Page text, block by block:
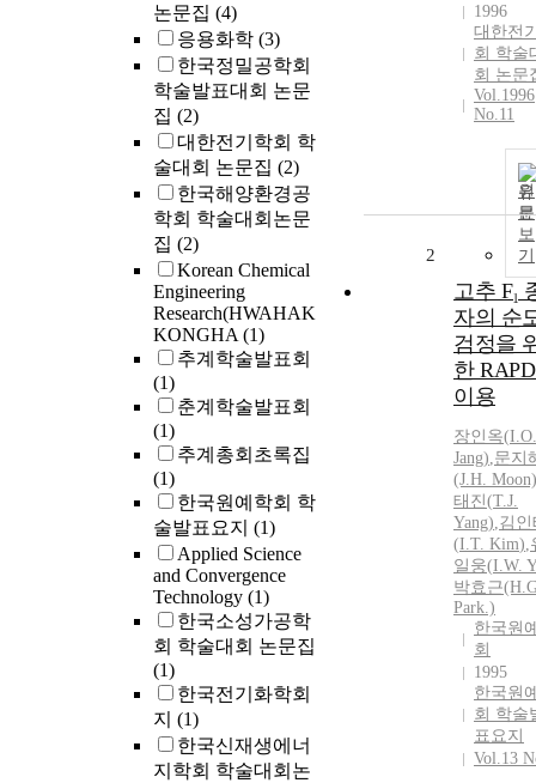
논문집 (4)
응용화학 (3)
한국정밀공학회
학술발표대회 논문
집 (2)
대한전기학회 학
술대회 논문집 (2)
한국해양환경공
학회 학술대회논문
집 (2)
Korean Chemical
Engineering
Research(HWAHAK
KONGHA(1)
추계학술발표회
(1)
춘계학술발표회
(1)
추계총회초록집
(1)
한국원예학회 학
술발표요지 (1)
Applied Science
and Convergence
Technology (1)
한국소성가공학
회 학술대회 논문집
(1)
한국전기화학회
지 (1)
한국신재생에너
지학회 학술대회논
1996
대한전
회 학술
회 논문
Vol.1996
No.11
원
문
보
기
2
고추 F₁
자의 순
검정을
한
이용
장인옥(I.O.
Jang),문지
(J.H. Moon)
태진(T.J.
Yang),김인
(I.T. Kim),
일웅(I.W.
박효근
Park.)
한국원
회
1995
한국원
회 학술
표요지
Vol.13